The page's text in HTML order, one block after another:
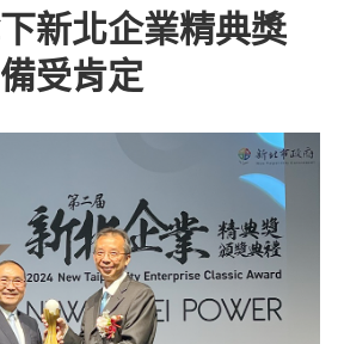
新北企業精典獎
受肯定